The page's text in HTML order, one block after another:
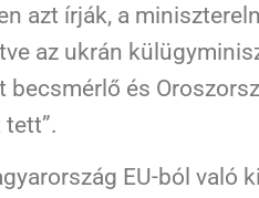
azt írják, a
az ukrán
becsmérlő és
EU-ból való